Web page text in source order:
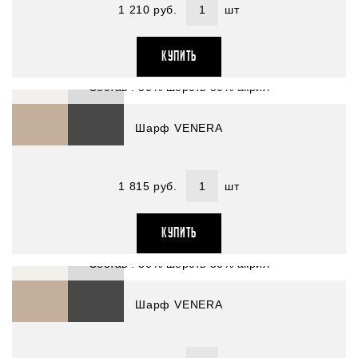
1 210 руб. шт
КУПИТЬ
Артикул : 4400641-2
Состав : 50% шерсть 50% акрил
Шарф VENERA
1 815 руб. шт
КУПИТЬ
Артикул : 4400641-1
Состав : 50% шерсть 50% акрил
Шарф VENERA